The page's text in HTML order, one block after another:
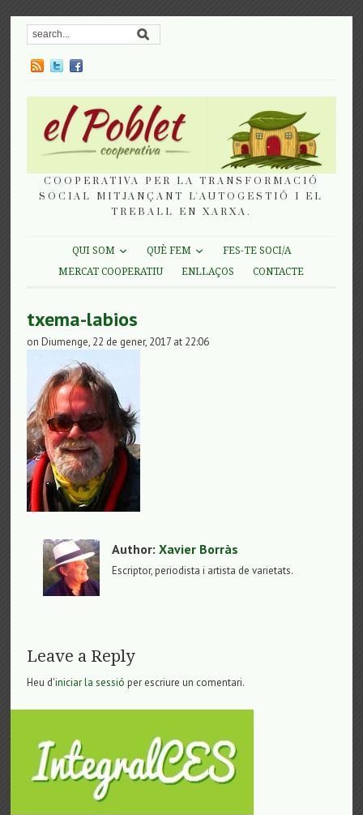
COOPERATIVA PER LA TRANSFORMACIÓ
SOCIAL MITJANÇANT L'AUTOGESTIÓ I EL
TREBALL EN XARXA.
QUI SOM QUÈ FEM
FES-TE SOCI/A
MERCAT COOPERATIU
ENLLAÇOS CONTACTE
txema-labios
on Diumenge, 22 de gener, 2017 at 22:06
Author:Xavier Borràs
Escriptor, periodista i artista de varietats.
Leave a Reply
Heu d'iniciar la sessió per escriure un comentari.